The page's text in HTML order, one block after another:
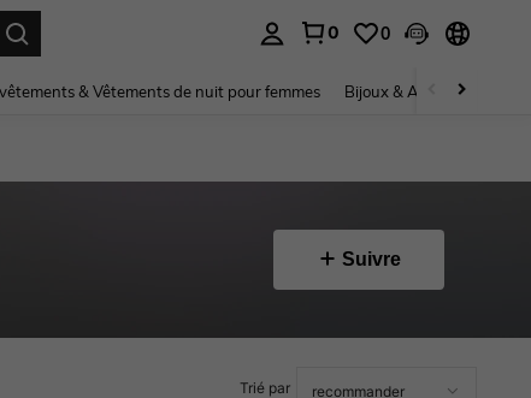
0 0
& Vêtements de nuit pour femmes Bijoux & Accessoires pour
Suivre
Trié par